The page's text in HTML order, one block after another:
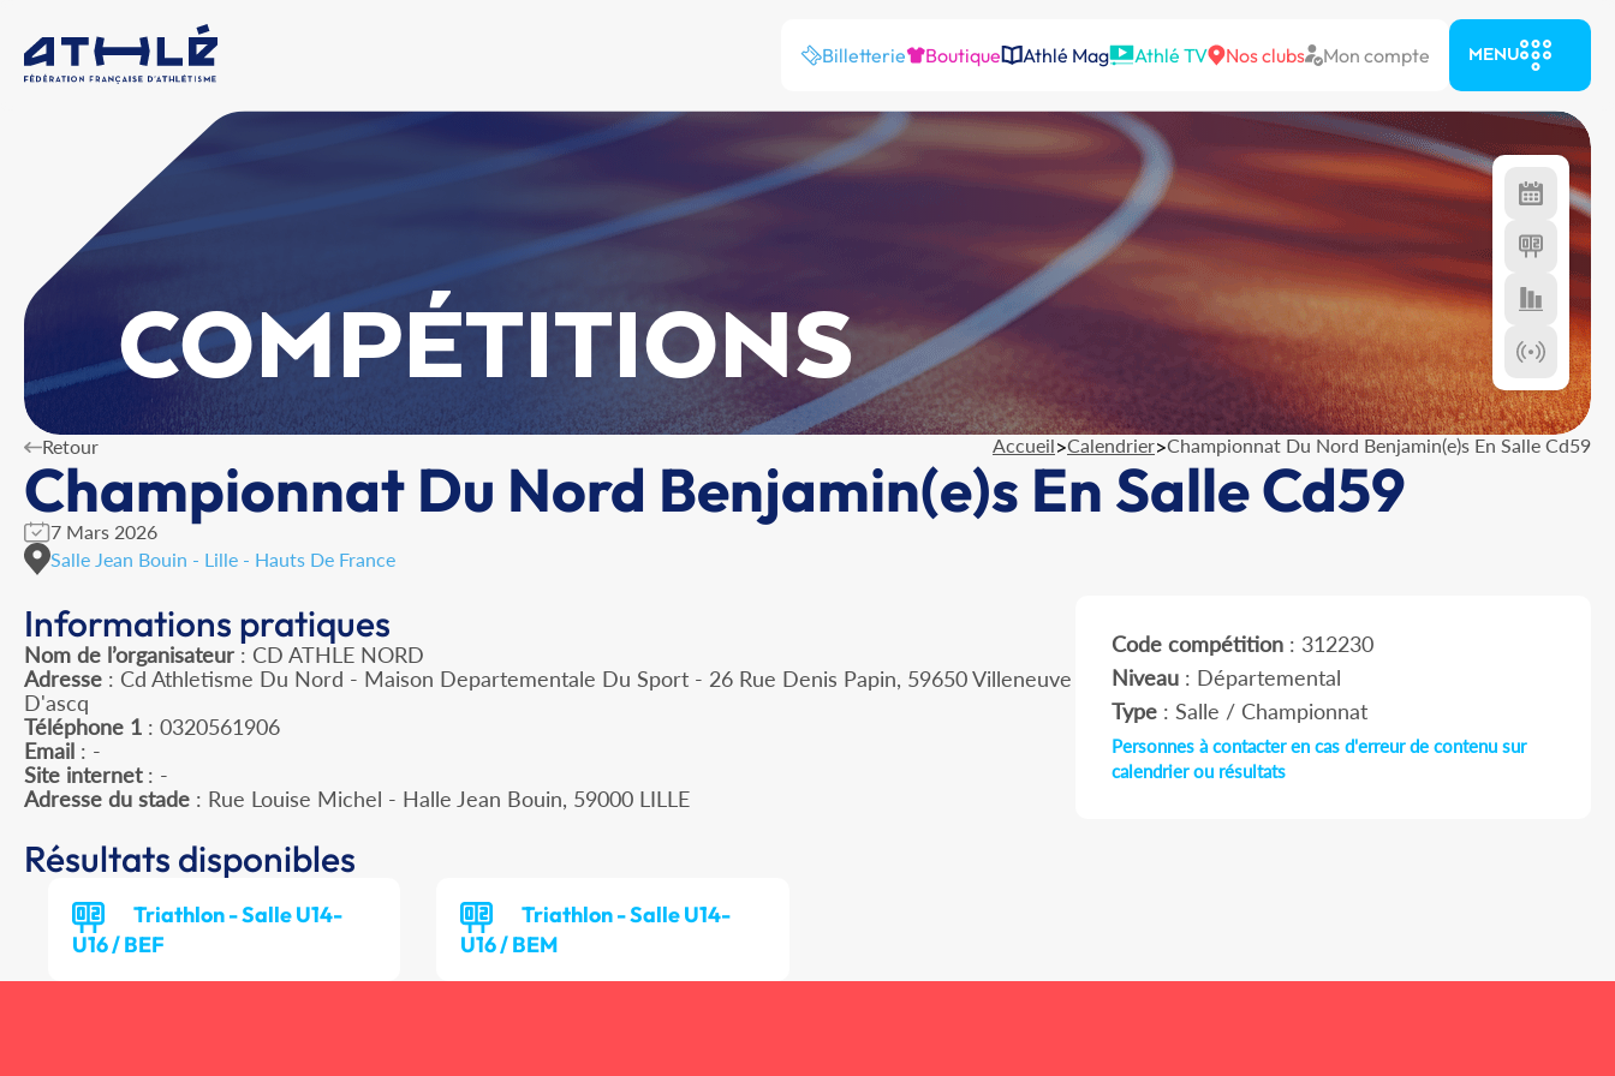
Billetterie Boutique Athlé Mag Athlé TV Nos clubs Mon compte MENU
COMPÉTITIONS
Retour Accueil>Calendrier>Championnat Du Nord Benjamin(e)s En Salle Cd59
Championnat Du Nord Benjamin(e)s En Salle Cd59
7 Mars 2026
Salle Jean Bouin - Lille - Hauts De France
Informations pratiques
Nom de l’organisateur : CD ATHLE NORD
Adresse : Cd Athletisme Du Nord - Maison Departementale Du Sport - 26 Rue Denis Papin, 59650 Villeneuve
D'ascq
Téléphone 1 : 0320561906
Email : -
Site internet: -
Adresse du stade : Rue Louise Michel - Halle Jean Bouin, 59000 LILLE
Code compétition : 312230
Niveau : Départemental
Type : Salle / Championnat
Personnes à contacter en cas d'erreur de contenu sur
calendrier ou résultats
Résultats disponibles
Triathlon - Salle U14-
U16 / BEF
Triathlon - Salle U14-
U16 / BEM